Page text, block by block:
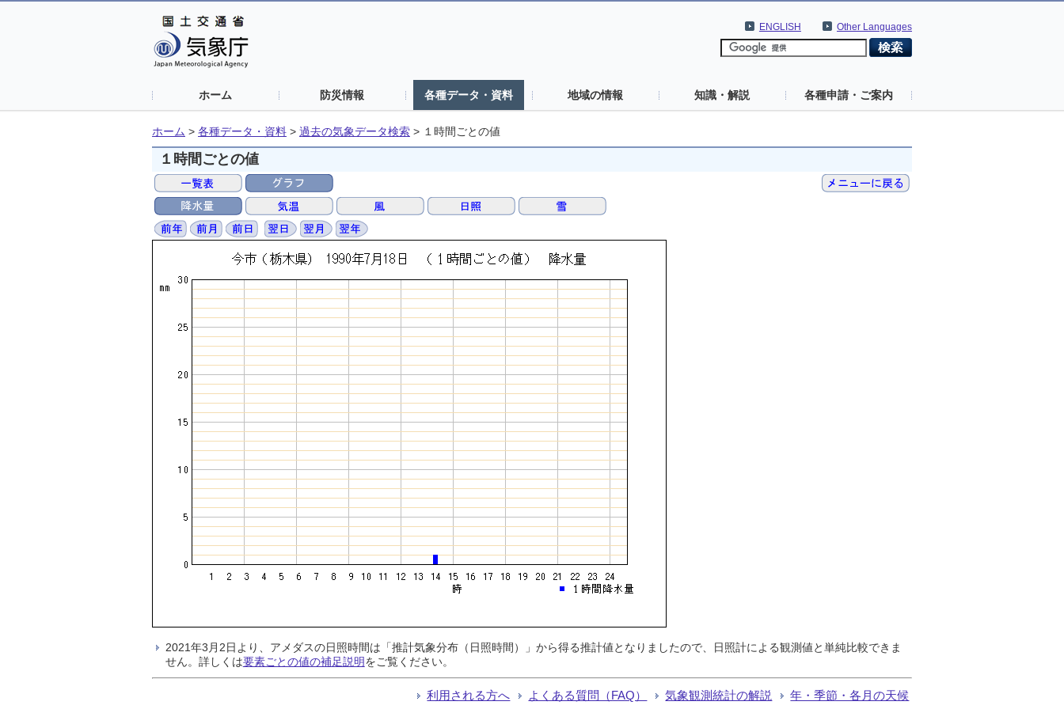
Other Languages
ENGLISH
ホーム 防災情報 各種データ・資料 地域の情報 知識・解説 各種申請・ご案内
ホーム > 各種データ・資料 > 過去の気象データ検索 > １時間ごとの値
１時間ごとの値
2021年3月2日より、アメダスの日照時間は「推計気象分布（日照時間）」から得る推計値となりましたので、日照計による観測値と単純比較できま
せん。詳しくは要素ごとの値の補足説明をご覧ください。
利用される方へ よくある質問（FAQ） 気象観測統計の解説 年・季節・各月の天候